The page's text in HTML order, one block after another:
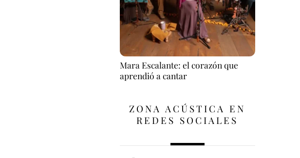
Mara Escalante: el corazón que
aprendió a cantar
ZONA ACÚSTICA EN
REDES SOCIALES